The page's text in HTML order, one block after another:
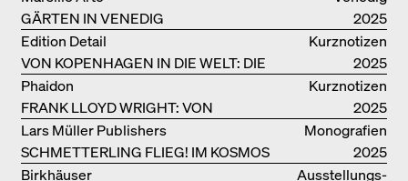
GÄRTEN IN VENEDIG
2025
Kurznotizen
VON KOPENHAGEN IN DIE WELT: DIE
BJARKE INGELS GROUP
Edition Detail
2025
Kurznotizen
FRANK LLOYD WRIGHT: VON
FALLINGWATER BIS ZUM ROBBIE
HOUSE
Phaidon
2025
Monografien
SCHMETTERLING FLIEG! IM KOSMOS
VON EOOS
Lars Müller Publishers
2025
Ausstellungs­
Birkhäuser